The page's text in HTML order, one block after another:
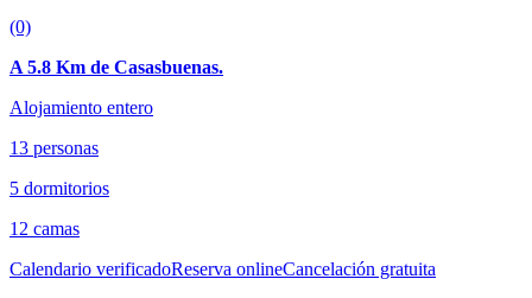
(0)
A 5.8 Km de Casasbuenas.
Alojamiento entero
13 personas
5 dormitorios
12 camas
Calendario verificadoReserva onlineCancelación gratuita